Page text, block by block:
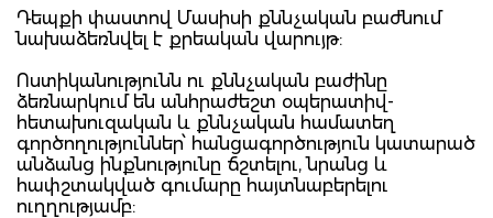
Դեպքի փաստով Մասիսի քննչական բաժնում
նախաձեռնվել է քրեական վարույթ:
Ոստիկանությունն ու քննչական բաժինը
ձեռնարկում են անհրաժեշտ օպերատիվ-
հետախուզական և քննչական համատեղ
գործողություններ՝ հանցագործություն կատարած
անձանց ինքնությունը ճշտելու, նրանց և
հափշտակված գումարը հայտնաբերելու
ուղղությամբ: